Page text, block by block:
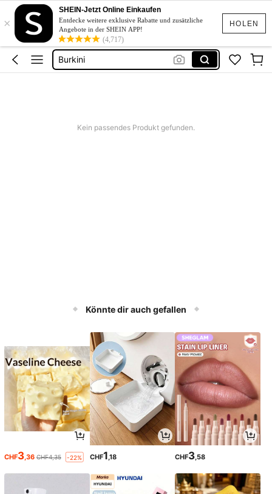
HOLEN
×
SHEIN-Jetzt Online Einkaufen
Entdecke weitere exklusive Rabatte und zusätzliche
Angebote in der SHEIN APP!
(4,717)
Linen
Schwimmanzug Sport
Bridesmaid Dresses
Burkini
Kein passendes Produkt gefunden.
Könnte dir auch gefallen
CHF3 ,36 CHF4,35 -22% CHF1 ,18 CHF3 ,58